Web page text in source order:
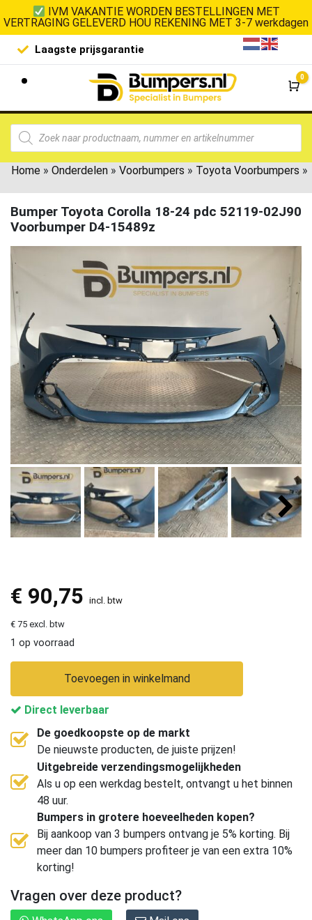
IVM VAKANTIE WORDEN BESTELLINGEN MET
VERTRAGING GELEVERD HOU REKENING MET 3-7 werkdagen
Laagste prijsgarantie De
0
Home » Onderdelen » Voorbumpers » Toyota Voorbumpers »
Bumper Toyota Corolla 18-24 pdc 52119-02J90
Voorbumper D4-15489z
€ 90,75 incl. btw
€ 75 excl. btw
1 op voorraad
Toevoegen in winkelmand
Direct leverbaar
De goedkoopste op de markt
De nieuwste producten, de juiste prijzen!
Uitgebreide verzendingsmogelijkheden
Als u op een werkdag bestelt, ontvangt u het binnen
48 uur.
Bumpers in grotere hoeveelheden kopen?
Bij aankoop van 3 bumpers ontvang je 5% korting. Bij
meer dan 10 bumpers profiteer je van een extra 10%
korting!
Vragen over deze product?